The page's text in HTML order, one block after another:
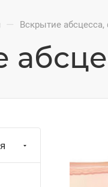
— Вскрытие абсцесса,